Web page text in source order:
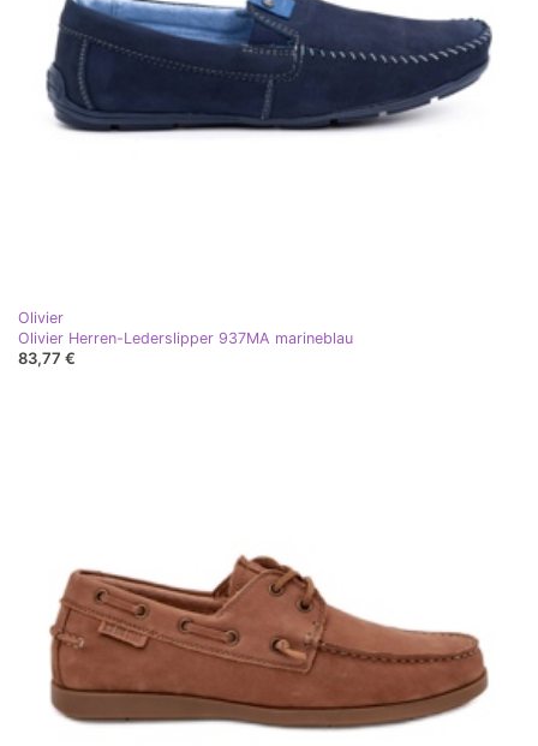
Olivier
Olivier Herren-Lederslipper 937MA marineblau
83,77 €